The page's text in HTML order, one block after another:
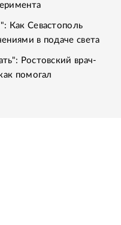
Как Севастополь
в подаче света
Ростовский врач-
помогал